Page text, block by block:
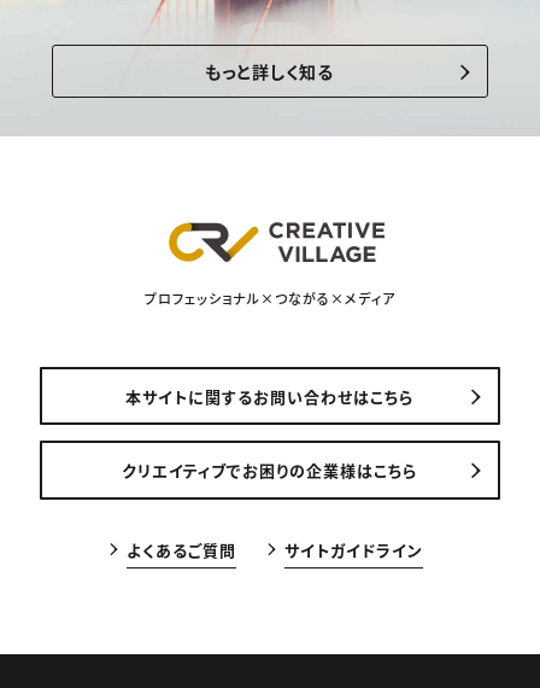
もっと詳しく知る
プロフェッショナル×つながる×メディア
本サイトに関するお問い合わせはこちら
クリエイティブでお困りの企業様はこちら
よくあるご質問 サイトガイドライン